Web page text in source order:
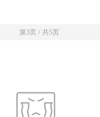
第3页 / 共5页